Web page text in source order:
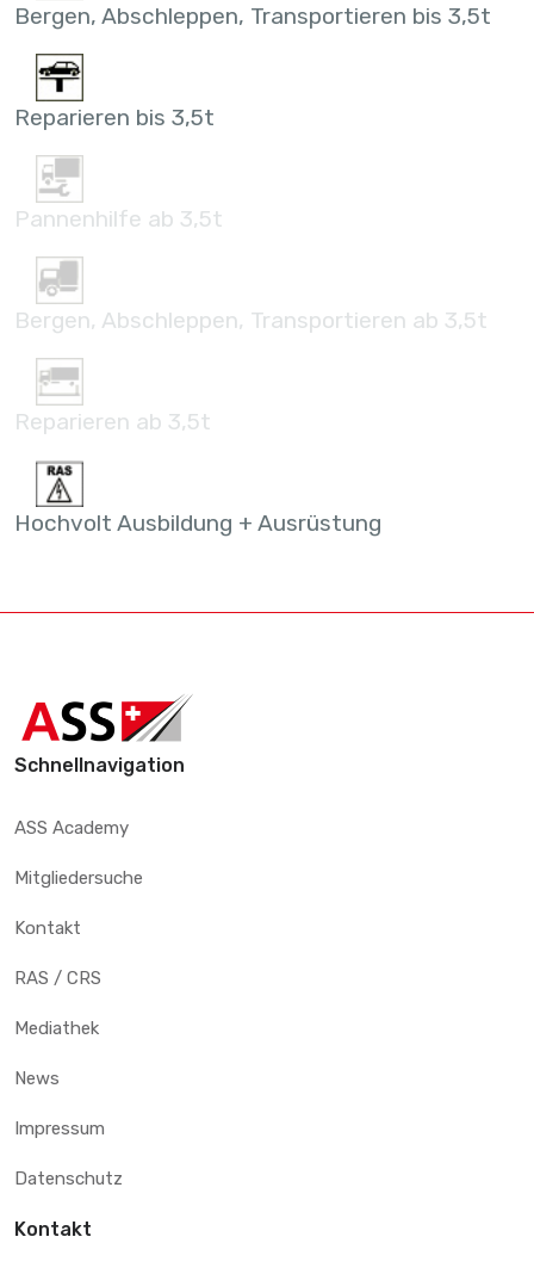
Bergen, Abschleppen, Transportieren bis 3,5t
Reparieren bis 3,5t
Pannenhilfe ab 3,5t
Bergen, Abschleppen, Transportieren ab 3,5t
Reparieren ab 3,5t
Hochvolt Ausbildung + Ausrüstung
Schnellnavigation
ASS Academy
Mitgliedersuche
Kontakt
RAS / CRS
Mediathek
News
Impressum
Datenschutz
Kontakt